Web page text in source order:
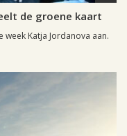
de groene kaart
Katja Jordanova aan.